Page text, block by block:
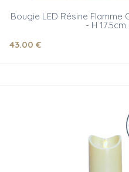
Bougie LED Résine Flamme
- H 17.5cm
43.00 €